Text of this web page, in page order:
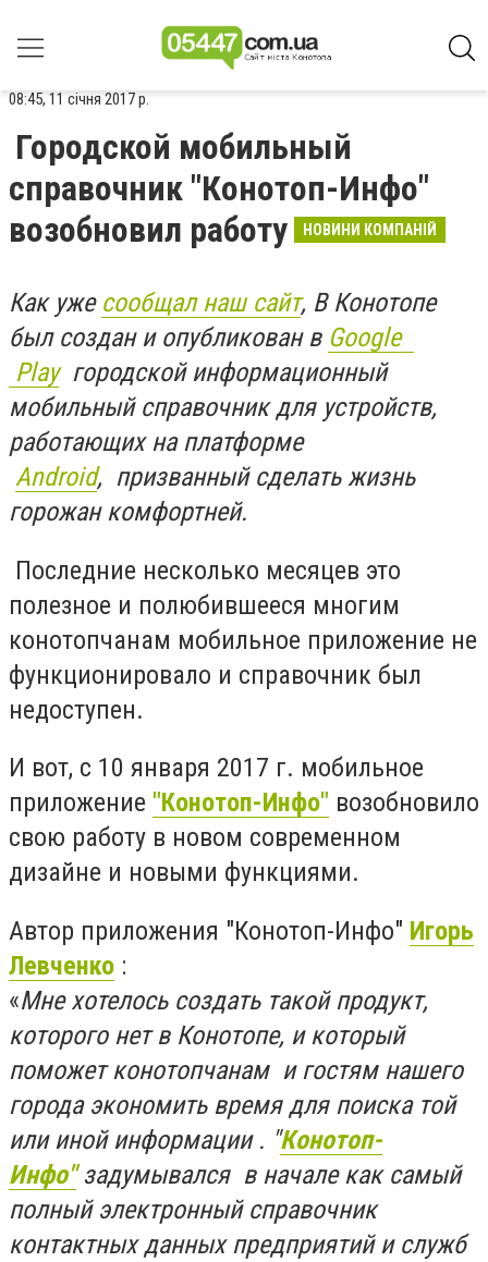
08:45, 11 січня 2017 р.
Городской мобильный
справочник "Конотоп-Инфо"
возобновил работу
НОВИНИ КОМПАНІЙ
Как уже сообщал наш сайт, В Конотопе
был создан и опубликован в Google
Playгородской информационный
мобильный справочник для устройств,
работающих на платформе
Android, призванный сделать жизнь
горожан комфортней.
Последние несколько месяцев это
полезное и полюбившееся многим
конотопчанам мобильное приложение не
функционировало и справочник был
недоступен.
И вот, с 10 января 2017 г. мобильное
приложение "Конотоп-Инфо" возобновило
свою работу в новом современном
дизайне и новыми функциями.
Автор приложения "Конотоп-Инфо" Игорь
Левченко :
«Мнехотелось создать такой продукт,
которого нет в Конотопе, и который
поможет конотопчанам и гостям нашего
города экономить время для поиска той
или иной информации . "Конотоп-
Инфо"задумывался в начале как самый
полный электронный справочник
контактных данных предприятий и служб